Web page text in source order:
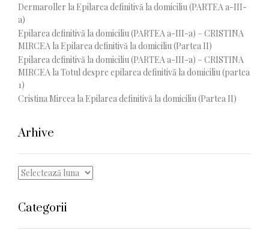
Dermaroller la Epilarea definitivă la domiciliu (PARTEA a-III-
a)
Epilarea definitivă la domiciliu (PARTEA a-III-a) – CRISTINA
MIRCEA la Epilarea definitivă la domiciliu (Partea II)
Epilarea definitivă la domiciliu (PARTEA a-III-a) – CRISTINA
MIRCEA laTotul despre epilarea definitivă la domiciliu (partea
1)
Cristina Mircea la Epilarea definitivă la domiciliu (Partea II)
Arhive
Arhive
Categorii